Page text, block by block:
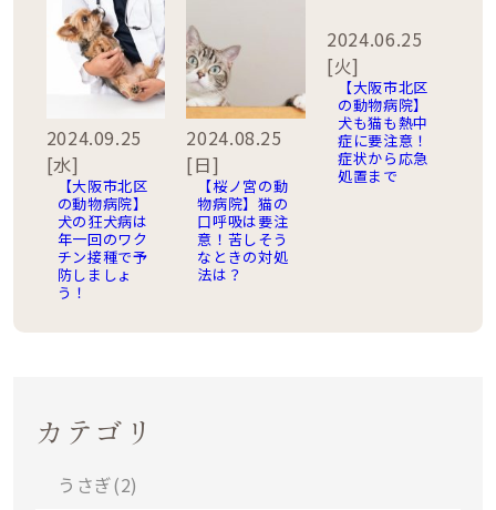
2024.09.25
[水]
【大阪市北区
の動物病院】
犬の狂犬病は
年一回のワク
チン接種で予
防しましょ
う！
2024.08.25
[日]
【桜ノ宮の動
物病院】猫の
口呼吸は要注
意！苦しそう
なときの対処
法は？
2024.06.25
[火]
【大阪市北区
の動物病院】
犬も猫も熱中
症に要注意！
症状から応急
処置まで
カテゴリ
うさぎ(2)